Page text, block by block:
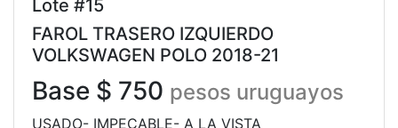
Lote #15
FAROL TRASERO IZQUIERDO
VOLKSWAGEN POLO 2018-21
Base $ 750 pesos uruguayos
USADO- IMPECABLE- A LA VISTA